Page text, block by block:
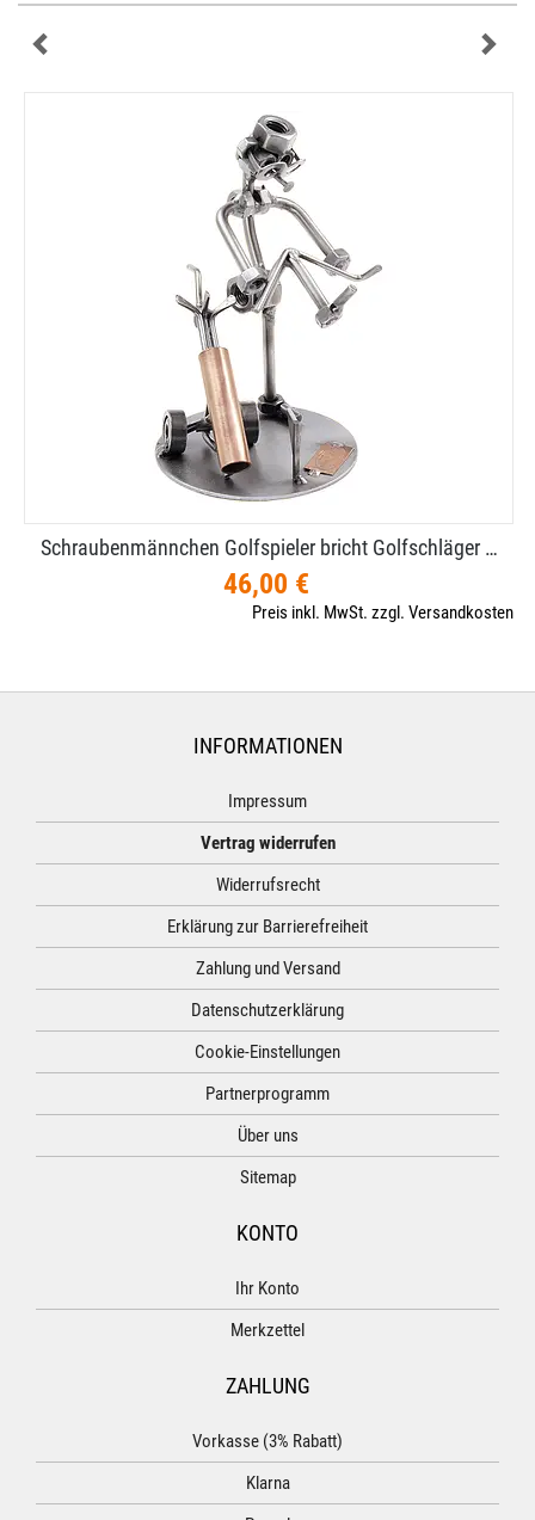
Schraubenmännchen Golfspieler bricht Golfschläger …
46,00 €
Preis inkl. MwSt. zzgl. Versandkosten
INFORMATIONEN
Impressum
Vertrag widerrufen
Widerrufsrecht
Erklärung zur Barrierefreiheit
Zahlung und Versand
Datenschutzerklärung
Cookie-Einstellungen
Partnerprogramm
Über uns
Sitemap
KONTO
Ihr Konto
Merkzettel
ZAHLUNG
Vorkasse (3% Rabatt)
Klarna